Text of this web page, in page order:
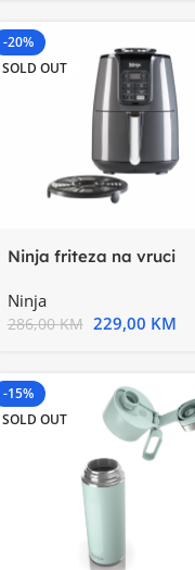
-20%
SOLD OUT
Ninja friteza na vruci
Ninja
286,00KM 229,00 KM
-15%
SOLD OUT